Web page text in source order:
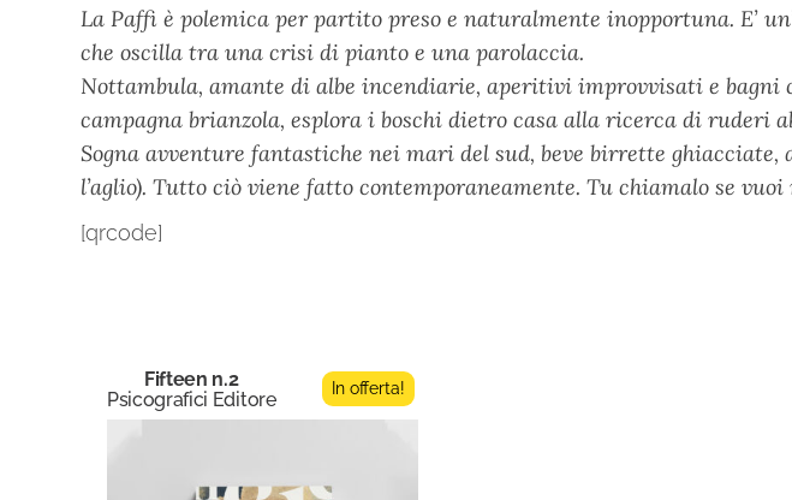
La Paffi è polemica per partito preso e naturalmente inopportuna. E’
che oscilla tra una crisi di pianto e una parolaccia.
Nottambula, amante di albe incendiarie, aperitivi improvvisati e
campagna brianzola, esplora i boschi dietro casa alla ricerca di ruderi
Sogna avventure fantastiche nei mari del sud, beve birrette
l’aglio). Tutto ciò viene fatto contemporaneamente. Tu chiamalo se
[qrcode]
Fifteen n.2
Psicografici Editore
In offerta!